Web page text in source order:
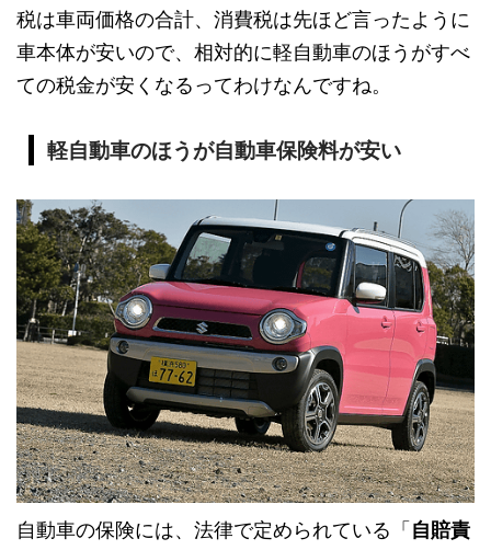
税は車両価格の合計、消費税は先ほど言ったように
車本体が安いので、相対的に軽自動車のほうがすべ
ての税金が安くなるってわけなんですね。
軽自動車のほうが自動車保険料が安い
自動車の保険には、法律で定められている「 自賠責